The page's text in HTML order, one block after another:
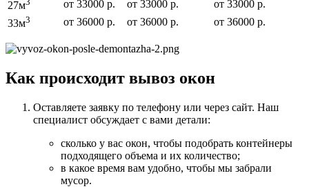
27м
от 33000 р. от 33000 р.
от 33000 р.
33м3 от 36000 р. от 36000 р. от 36000 р.
Как происходит вывоз окон
Оставляете заявку по телефону или через сайт. Наш
специалист обсуждает с вами детали:
сколько у вас окон, чтобы подобрать контейнеры
подходящего объема и их количество;
в какое время вам удобно, чтобы мы забрали
мусор.